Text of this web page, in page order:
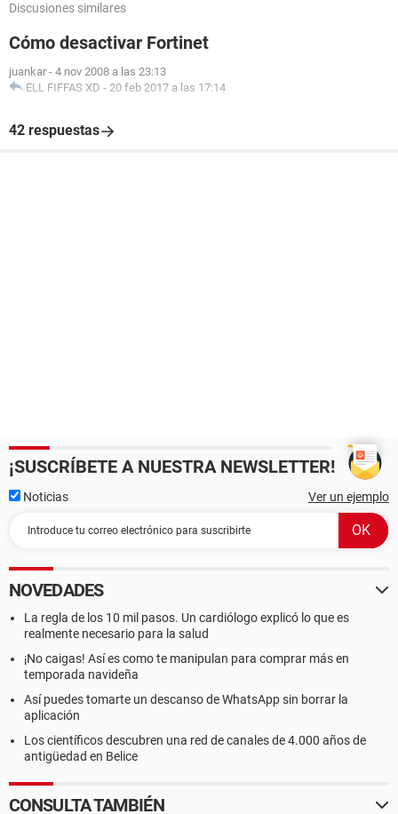
Discusiones similares
Cómo desactivar Fortinet
juankar - 4 nov 2008 a las 23:13
ELL FIFFAS XD - 20 feb 2017 a las 17:14
42 respuestas
¡SUSCRÍBETE A NUESTRA NEWSLETTER!
Noticias Ver un ejemplo
NOVEDADES
La regla de los 10 mil pasos. Un cardiólogo explicó lo que es
realmente necesario para la salud
¡No caigas! Así es como te manipulan para comprar más en
temporada navideña
Así puedes tomarte un descanso de WhatsApp sin borrar la
aplicación
Los científicos descubren una red de canales de 4.000 años de
antigüedad en Belice
CONSULTA TAMBIÉN